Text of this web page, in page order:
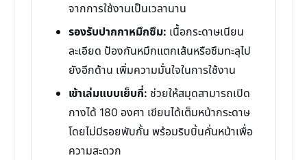
จากการใช้งานเป็นเวลานาน
รองรับปากกาหมึกซึม: เนื้อกระดาษเนียน
ละเอียด ป้องกันหมึกแตกเส้นหรือซึมทะลุไป
ยังอีกด้าน เพิ่มความมั่นใจในการใช้งาน
เข้าเล่มแบบเย็บกี่: ช่วยให้สมุดสามารถเปิด
กางได้ 180 องศา เขียนได้เต็มหน้ากระดาษ
โดยไม่มีรอยพับกั้น พร้อมริบบิ้นคั่นหน้าเพื่อ
ความสะดวก